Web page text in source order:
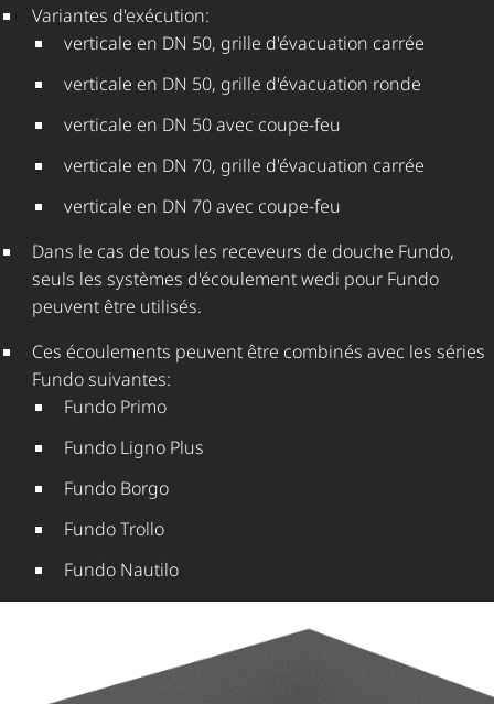
Variantes d'exécution:
verticale en DN 50, grille d'évacuation carrée
verticale en DN 50, grille d'évacuation ronde
verticale en DN 50 avec coupe-feu
verticale en DN 70, grille d'évacuation carrée
verticale en DN 70 avec coupe-feu
Dans le cas de tous les receveurs de douche Fundo,
seuls les systèmes d'écoulement wedi pour Fundo
peuvent être utilisés.
Ces écoulements peuvent être combinés avec les séries
Fundo suivantes:
Fundo Primo
Fundo Ligno Plus
Fundo Borgo
Fundo Trollo
Fundo Nautilo